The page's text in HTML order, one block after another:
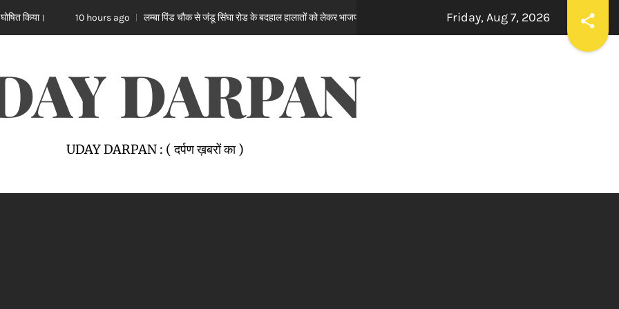
hours ago लम्बा पिंड चौक से जंडू सिंघा रोड के बदहाल हालातों को लेकर भाजपा का रोष प्रदर्शन ਸਪੀਕਰ ਇਹ ਯਕੀਨੀ ਬਣਾਉਣ ਕਿ ਇਕਪੱਖੀ
Friday, Aug 7, 2026
DARPAN
UDAY DARPAN : ( दर्पण ख़बरों का )